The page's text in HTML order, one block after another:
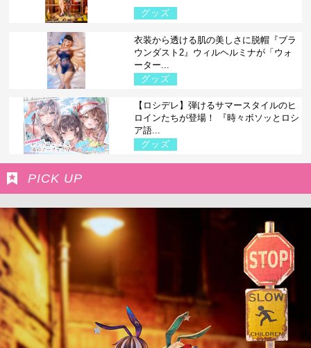
グッズ
衣装から透ける肌の美しさに脱帽『ブラ
ウンダスト2』ウィルヘルミナが「ウォ
ーター...
グッズ
【ロシデレ】弾けるサマースタイルのヒ
ロインたちが登場！ 『時々ボソッとロシ
ア語...
グッズ
PICK UP